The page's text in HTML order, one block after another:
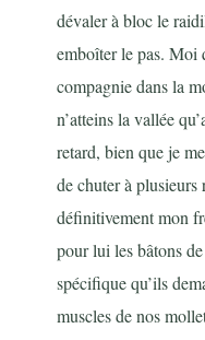
dévaler à bloc le
emboîter le pas. Moi
compagnie dans la
n’atteins la vallée
retard, bien que je
de chuter à plusieurs
définitivement mon
pour lui les bâtons
spécifique qu’ils
muscles de nos